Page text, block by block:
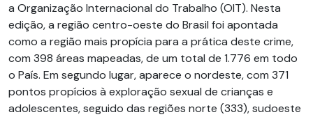
a Organização Internacional do Trabalho (OIT). Nesta
edição, a região centro-oeste do Brasil foi apontada
como a região mais propícia para a prática deste crime,
com 398 áreas mapeadas, de um total de 1.776 em todo
o País. Em segundo lugar, aparece o nordeste, com 371
pontos propícios à exploração sexual de crianças e
adolescentes, seguido das regiões norte (333), sudoeste